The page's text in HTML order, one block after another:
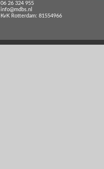
06 26 324 955
info@mdbs.nl
KvK Rotterdam: 81554966